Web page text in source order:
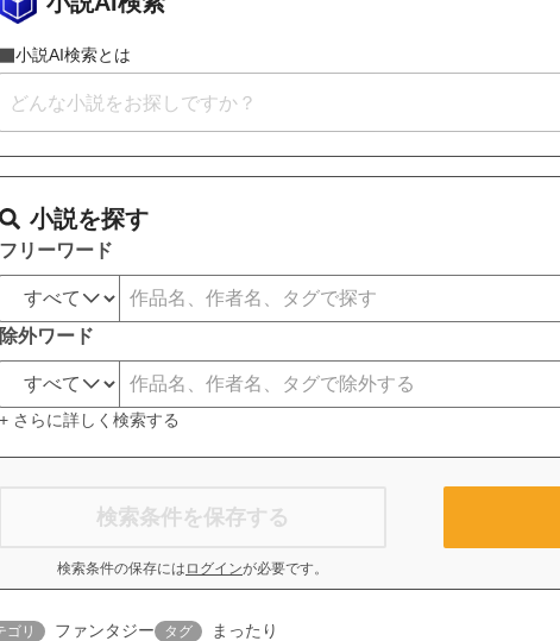
小説AI検索とは
小説を探す
フリーワード
除外ワード
+ さらに詳しく検索する
検索条件を保存する
検索条件の保存には ログインが必要です。
ゴリ ファンタジー タグ まったり